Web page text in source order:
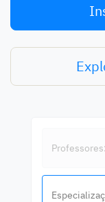
Professores: